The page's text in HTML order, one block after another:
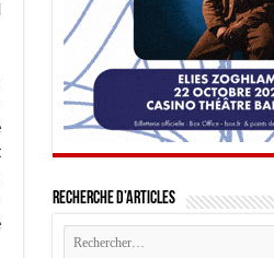
Recherche d’articles